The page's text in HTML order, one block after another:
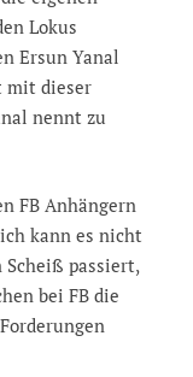
Lokus
Ersun Yanal
mit dieser
nennt zu
FB Anhängern
kann es nicht
Scheiß passiert,
bei FB die